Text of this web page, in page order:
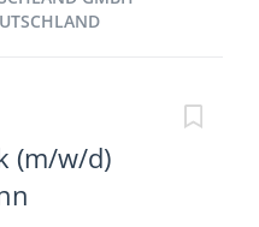
Import Abfertigen
Durchführen
(m/w/d)